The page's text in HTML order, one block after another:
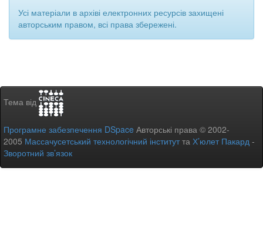
Усі матеріали в архіві електронних ресурсів захищені
авторським правом, всі права збережені.
Тема від
Програмне забезпечення DSpace Авторські права © 2002-
2005 Массачусетський технологічний інститутта Х’юлет Пакард -
Зворотний зв’язок